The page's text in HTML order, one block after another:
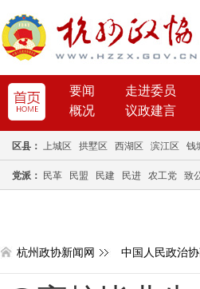
要闻 走进委员
概况
议政建言
区县： 上城区 拱墅区 西湖区 滨江区 钱
党派： 民革 民盟 民建 民进 农工党 致
杭州政协新闻网 中国人民政治